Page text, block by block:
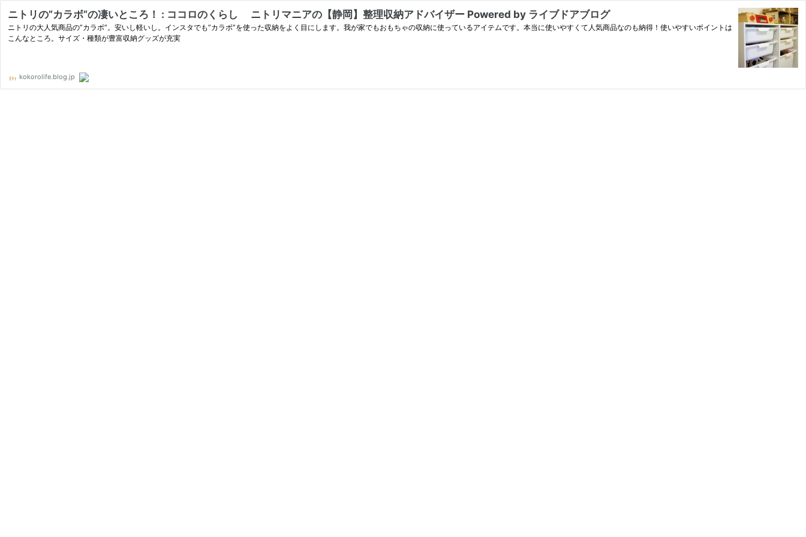
ニトリの”カラボ”の凄いところ！ : ココロのくらし ニトリマニアの【静岡】整理収納アドバイザー Powered by ライブドアブログ
ニトリの大人気商品の”カラボ”。安いし軽いし。インスタでも”カラボ”を使った収納をよく目にします。我が家でもおもちゃの収納に使っているアイテムです。本当に使いやすくて人気商品なのも納得！使いやすいポイントは
こんなところ。サイズ・種類が豊富収納グッズが充実
kokorolife.blog.jp